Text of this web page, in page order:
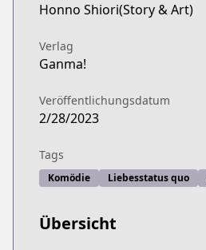
Honno Shiori(Story & Art)
Verlag
Ganma!
Veröffentlichungsdatum
2/28/2023
Tags
Komödie Liebesstatus quo
Übersicht